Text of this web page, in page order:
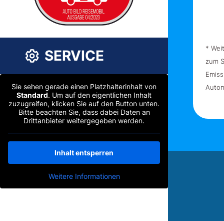
SERVICE
Sie sehen gerade einen Platzhalterinhalt von
Standard. Um auf den eigentlichen Inhalt
zuzugreifen, klicken Sie auf den Button unten.
Bitte beachten Sie, dass dabei Daten an
Drittanbieter weitergegeben werden.
Inhalt entsperren
Weitere Informationen
*
zum